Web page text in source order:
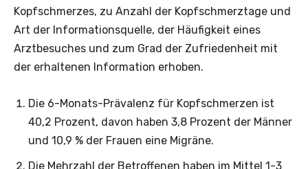
Kopfschmerzes, zu Anzahl der Kopfschmerztage und
Art der Informationsquelle, der Häufigkeit eines
Arztbesuches und zum Grad der Zufriedenheit mit
der erhaltenen Information erhoben.
Die 6-Monats-Prävalenz für Kopfschmerzen ist
40,2 Prozent, davon haben 3,8 Prozent der Männer
und 10,9 % der Frauen eine Migräne.
Die Mehrzahl der Betroffenen haben im Mittel 1-3